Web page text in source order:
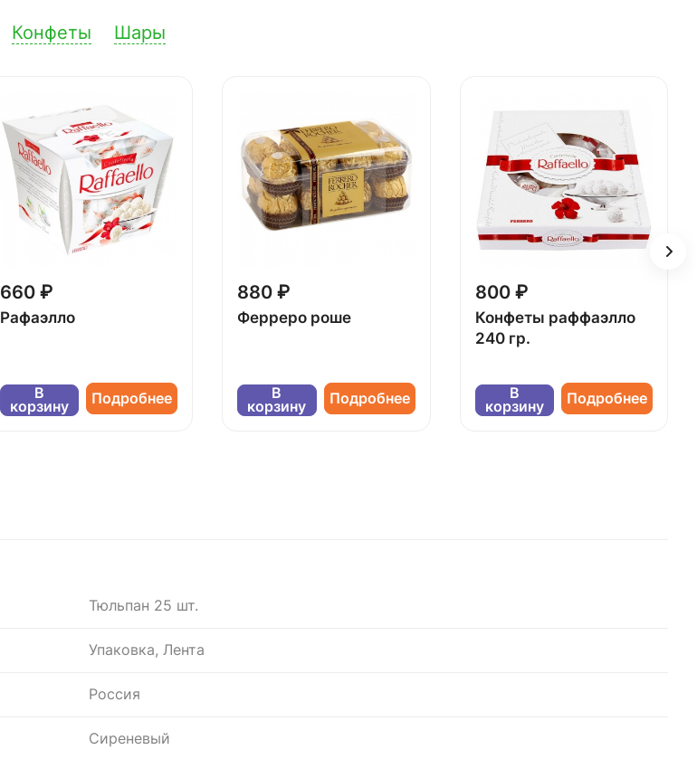
Конфеты Шары
660 ₽
Рафаэлло
В
корзину
Подробнее
880 ₽
Ферреро роше
В
корзину
Подробнее
800 ₽
Конфеты раффаэлло
240 гр.
В
корзину
Подробнее
Тюльпан 25 шт.
Упаковка, Лента
Россия
Сиреневый